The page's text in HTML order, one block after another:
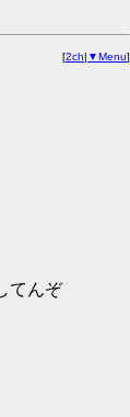
[2ch| ▼Menu]
てんぞ